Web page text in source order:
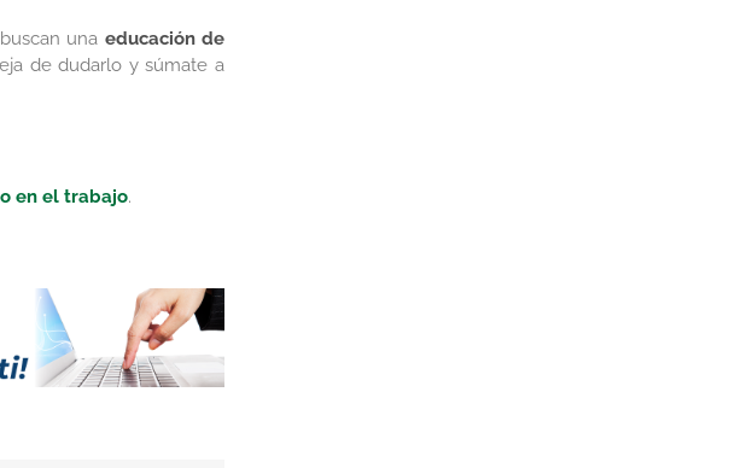
una educación de
de dudarlo y súmate a
en el trabajo.